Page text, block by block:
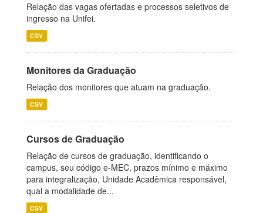
Relação das vagas ofertadas e processos seletivos de
ingresso na Unifei.
CSV
Monitores da Graduação
Relação dos monitores que atuam na graduação.
CSV
Cursos de Graduação
Relação de cursos de graduação, identificando o
campus, seu código e-MEC, prazos mínimo e máximo
para integralização, Unidade Acadêmica responsável,
qual a modalidade de...
CSV